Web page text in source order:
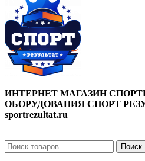
ИНТЕРНЕТ МАГАЗИН
ОБОРУДОВАНИЯ СПОРТ
sportrezultat.ru
Поиск